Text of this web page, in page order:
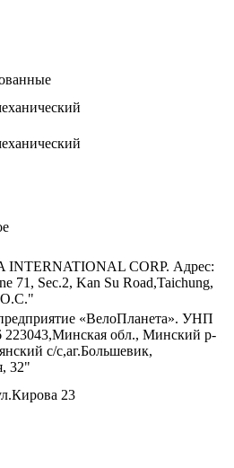
INTERNATIONAL CORP. Адрес:
71, Sec.2, Kan Su Road,Taichung,
«ВелоПланета». УНП
223043,Минская обл., Минский р-
с/с,аг.Большевик,
32"
23